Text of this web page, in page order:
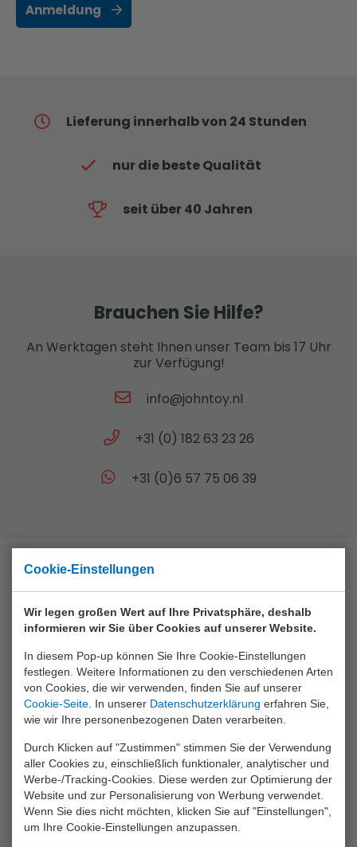
Cookie-Einstellungen
Wir legen großen Wert auf Ihre Privatsphäre, deshalb
informieren wir Sie über Cookies auf unserer Website.
In diesem Pop-up können Sie Ihre Cookie-Einstellungen
festlegen. Weitere Informationen zu den verschiedenen Arten
von Cookies, die wir verwenden, finden Sie auf unserer
Cookie-Seite . In unserer Datenschutzerklärung erfahren Sie,
wie wir Ihre personenbezogenen Daten verarbeiten.
Durch Klicken auf "Zustimmen" stimmen Sie der Verwendung
aller Cookies zu, einschließlich funktionaler, analytischer und
Werbe-/Tracking-Cookies. Diese werden zur Optimierung der
Website und zur Personalisierung von Werbung verwendet.
Wenn Sie dies nicht möchten, klicken Sie auf "Einstellungen",
um Ihre Cookie-Einstellungen anzupassen.
Anmeldung
Lieferung innerhalb von 24 Stunden
nur die beste Qualität
seit über 40 Jahren
Brauchen Sie Hilfe?
An Werktagen steht Ihnen unser Team bis 17 Uhr
zur Verfügung!
info@johntoy.nl
+31 (0) 182 63 23 26
+31 (0)6 57 75 06 39
Sammlung
Animal World
Aqua Fun
Baby Rose
Bikefun
Crea Kids
Funtoy
Games